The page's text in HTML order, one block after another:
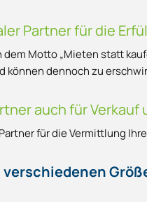
Partner für die
dem Motto „Mieten statt
können dennoch zu
auch für Verkauf
für die Vermittlung